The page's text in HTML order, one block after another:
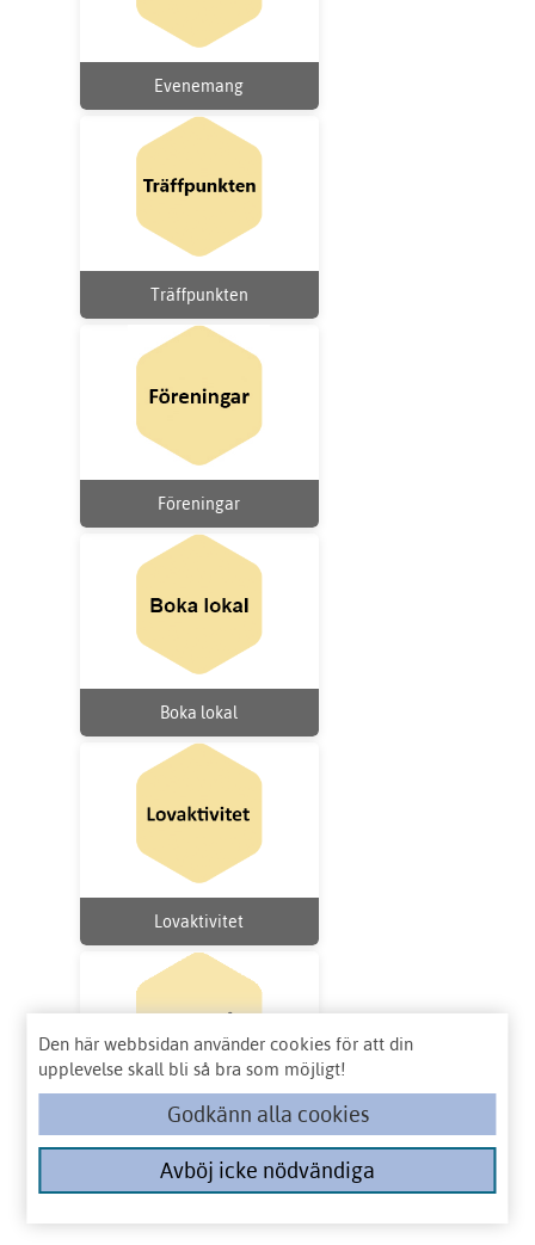
Evenemang
Träffpunkten
Föreningar
Boka lokal
Lovaktivitet
Den här webbsidan använder cookies för att din
upplevelse skall bli så bra som möjligt!
Godkänn alla cookies
Avböj icke nödvändiga